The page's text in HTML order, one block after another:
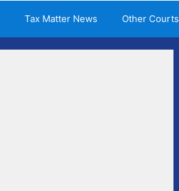
Tax Matter News Other Courts